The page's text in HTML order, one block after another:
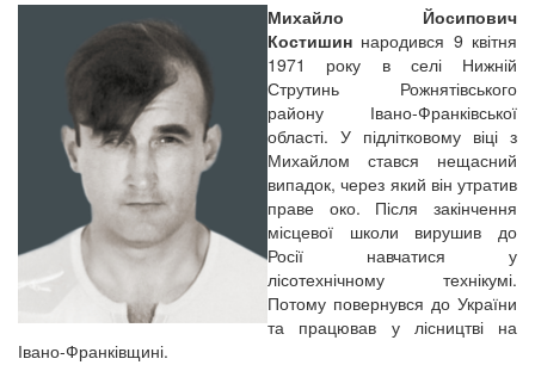
Михайло Йосипович
Костишин народився 9 квітня
1971 року в селі Нижній
Струтинь Рожнятівського
району Івано-Франківської
області. У підлітковому віці з
Михайлом стався нещасний
випадок, через який він утратив
праве око. Після закінчення
місцевої школи вирушив до
Росії навчатися у
лісотехнічному технікумі.
Потому повернувся до України
та працював у лісництві на
Івано-Франківщині.